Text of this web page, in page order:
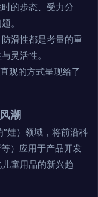
的步态、受力分
。
滑性都是考量的重
灵活性。
观的方式呈现给了
潮
”娃）领域，将前沿科
）应用于产品开发
童用品的新兴趋